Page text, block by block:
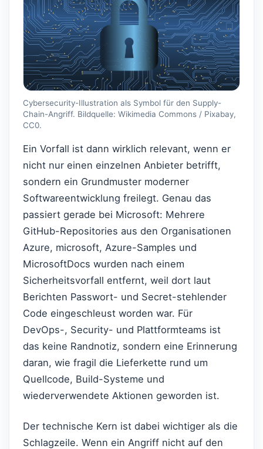
Cybersecurity-Illustration als Symbol für den Supply-
Chain-Angriff. Bildquelle: Wikimedia Commons / Pixabay,
CC0.
Ein Vorfall ist dann wirklich relevant, wenn er
nicht nur einen einzelnen Anbieter betrifft,
sondern ein Grundmuster moderner
Softwareentwicklung freilegt. Genau das
passiert gerade bei Microsoft: Mehrere
GitHub-Repositories aus den Organisationen
Azure, microsoft, Azure-Samples und
MicrosoftDocs wurden nach einem
Sicherheitsvorfall entfernt, weil dort laut
Berichten Passwort- und Secret-stehlender
Code eingeschleust worden war. Für
DevOps-, Security- und Plattformteams ist
das keine Randnotiz, sondern eine Erinnerung
daran, wie fragil die Lieferkette rund um
Quellcode, Build-Systeme und
wiederverwendete Aktionen geworden ist.
Der technische Kern ist dabei wichtiger als die
Schlagzeile. Wenn ein Angriff nicht auf den